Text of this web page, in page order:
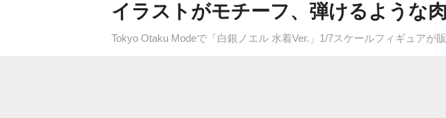
イラストがモチーフ、弾けるような
Tokyo Otaku Modeで「白銀ノエル 水着Ver.」1/7スケールフィギュアが販